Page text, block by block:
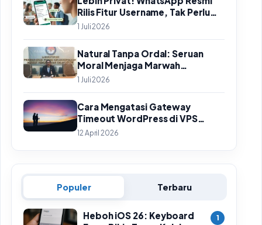
Rilis Fitur Username, Tak Perlu
Lagi Sebar Nomor HP
1 Juli 2026
Natural Tanpa Ordal: Seruan
Moral Menjaga Marwah
Perguruan Tinggi
1 Juli 2026
Cara Mengatasi Gateway
Timeout WordPress di VPS
HestiaCP Sampai Tuntas
12 April 2026
Populer Terbaru
Heboh iOS 26: Keyboard
1